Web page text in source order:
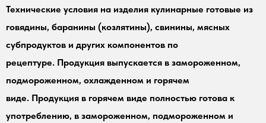
Технические условия на изделия кулинарные готовые из
говядины, баранины (козлятины), свинины, мясных
субпродуктов и других компонентов по
рецептуре. Продукция выпускается в замороженном,
подмороженном, охлажденном и горячем
виде. Продукция в горячем виде полностью готова к
употреблению, в замороженном, подмороженном и